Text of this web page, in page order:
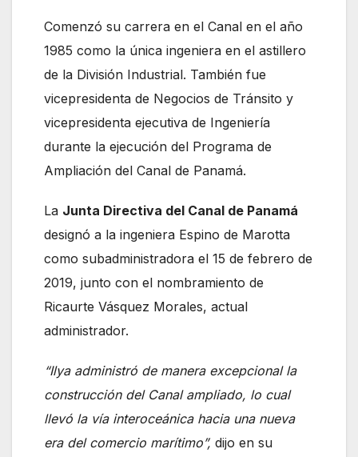
Comenzó su carrera en el Canal en el año
1985 como la única ingeniera en el astillero
de la División Industrial. También fue
vicepresidenta de Negocios de Tránsito y
vicepresidenta ejecutiva de Ingeniería
durante la ejecución del Programa de
Ampliación del Canal de Panamá.
La Junta Directiva del Canal de Panamá
designó a la ingeniera Espino de Marotta
como subadministradora el 15 de febrero de
2019, junto con el nombramiento de
Ricaurte Vásquez Morales, actual
administrador.
“Ilya administró de manera excepcional la
construcción del Canal ampliado, lo cual
llevó la vía interoceánica hacia una nueva
era del comercio marítimo”, dijo en su